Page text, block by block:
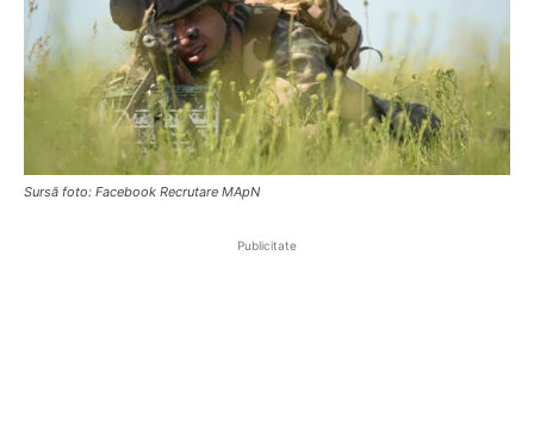
Sursă foto: Facebook Recrutare MApN
Publicitate